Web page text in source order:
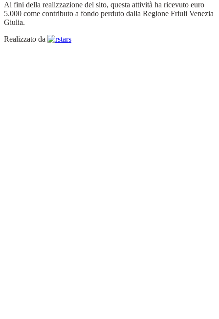
Ai fini della realizzazione del sito, questa attività ha ricevuto euro
5.000 come contributo a fondo perduto dalla Regione Friuli Venezia
Giulia.
Realizzato da